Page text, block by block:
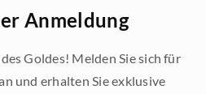
Anmeldung
Goldes! Melden Sie sich für
und erhalten Sie exklusive